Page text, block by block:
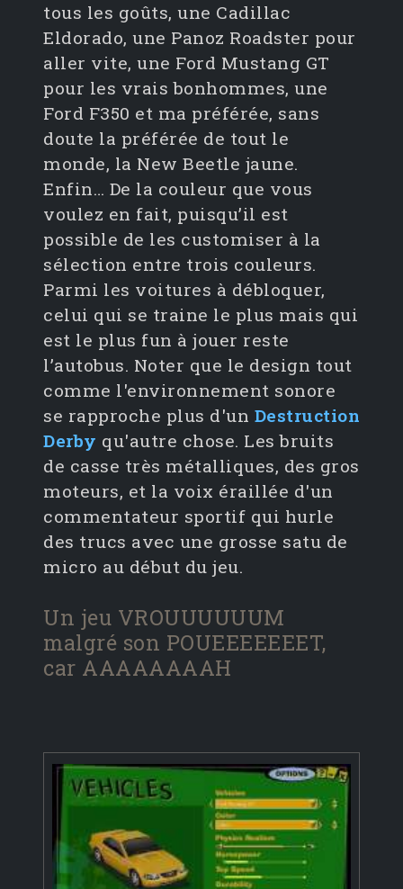
tous les goûts, une Cadillac
Eldorado, une Panoz Roadster pour
aller vite, une Ford Mustang GT
pour les vrais bonhommes, une
Ford F350 et ma préférée, sans
doute la préférée de tout le
monde, la New Beetle jaune.
Enfin… De la couleur que vous
voulez en fait, puisqu’il est
possible de les customiser à la
sélection entre trois couleurs.
Parmi les voitures à débloquer,
celui qui se traine le plus mais qui
est le plus fun à jouer reste
l’autobus. Noter que le design tout
comme l'environnement sonore
se rapproche plus d'un Destruction
Derby qu'autre chose. Les bruits
de casse très métalliques, des gros
moteurs, et la voix éraillée d'un
commentateur sportif qui hurle
des trucs avec une grosse satu de
micro au début du jeu.
Un jeu VROUUUUUUM
malgré son POUEEEEEEET,
car AAAAAAAAH